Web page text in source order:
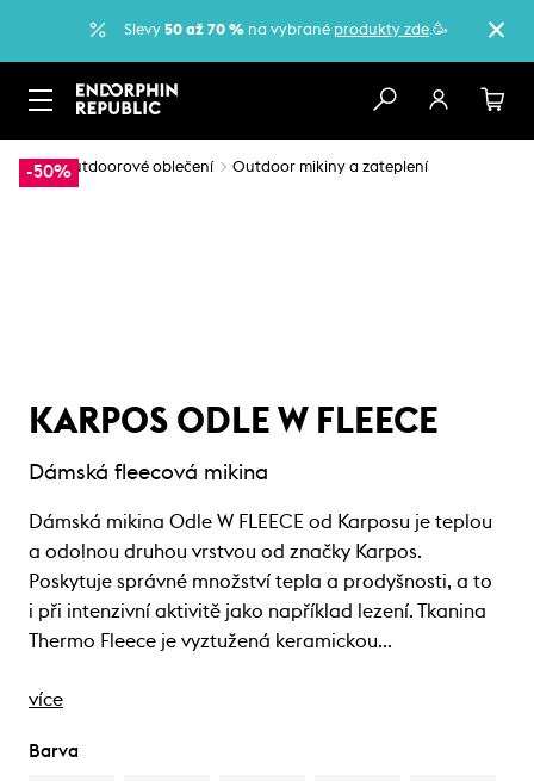
Slevy 50 až 70 % na vybrané produkty zde.🥳
-50%
… Outdoorové oblečení Outdoor mikiny a zateplení
KARPOS ODLE W FLEECE
Dámská fleecová mikina
Dámská mikina Odle W FLEECE od Karposu je teplou
a odolnou druhou vrstvou od značky Karpos.
Poskytuje správné množství tepla a prodyšnosti, a to
i při intenzivní aktivitě jako například lezení. Tkanina
Thermo Fleece je vyztužená keramickou…
více
Barva